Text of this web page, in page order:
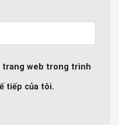
trang web trong trình
tiếp của tôi.